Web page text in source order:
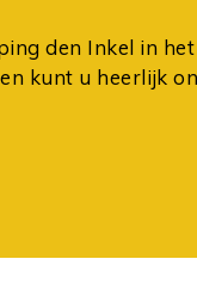
den Inkel in
kunt u heerlijk